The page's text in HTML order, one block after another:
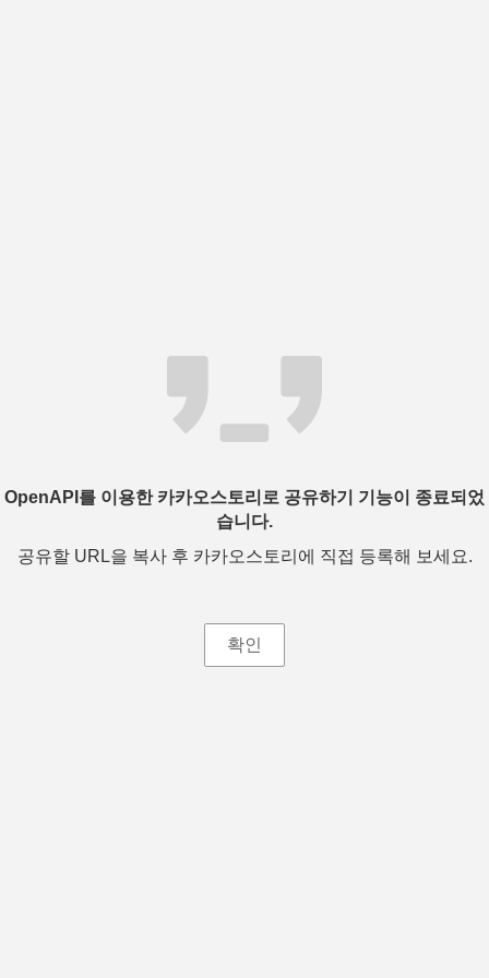
OpenAPI를 이용한 카카오스토리로 공유하기 기능이 종료되었
습니다.
공유할 URL을 복사 후 카카오스토리에 직접 등록해 보세요.
확인